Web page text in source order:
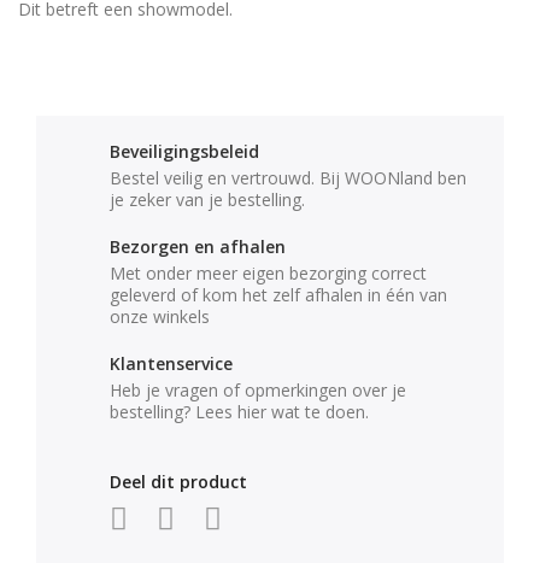
Dit betreft een showmodel.
Beveiligingsbeleid
Bestel veilig en vertrouwd. Bij WOONland ben
je zeker van je bestelling.
Bezorgen en afhalen
Met onder meer eigen bezorging correct
geleverd of kom het zelf afhalen in één van
onze winkels
Klantenservice
Heb je vragen of opmerkingen over je
bestelling? Lees hier wat te doen.
Deel dit product